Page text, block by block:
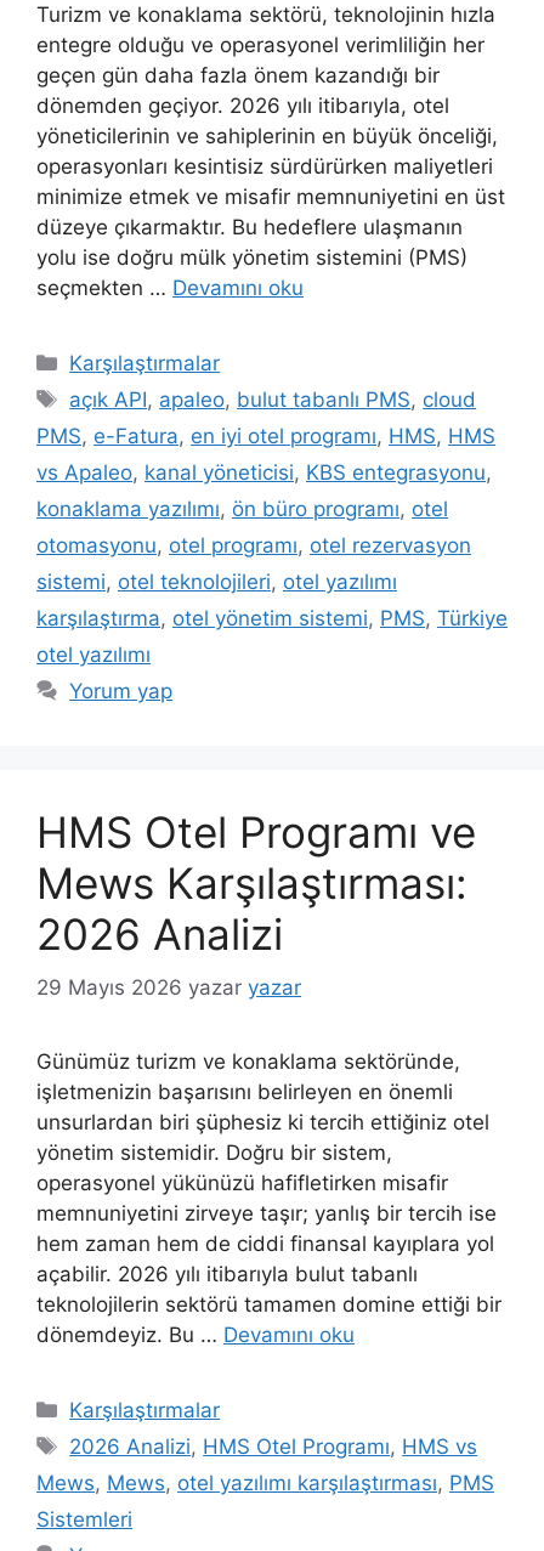
Turizm ve konaklama sektörü, teknolojinin hızla
entegre olduğu ve operasyonel verimliliğin her
geçen gün daha fazla önem kazandığı bir
dönemden geçiyor. 2026 yılı itibarıyla, otel
yöneticilerinin ve sahiplerinin en büyük önceliği,
operasyonları kesintisiz sürdürürken maliyetleri
minimize etmek ve misafir memnuniyetini en üst
düzeye çıkarmaktır. Bu hedeflere ulaşmanın
yolu ise doğru mülk yönetim sistemini (PMS)
seçmekten … Devamını oku
Kategoriler
Karşılaştırmalar
Etiketler
açık API, apaleo, bulut tabanlı PMS, cloud
PMS, e-Fatura, en iyi otel programı, HMS, HMS
vs Apaleo, kanal yöneticisi, KBS entegrasyonu,
konaklama yazılımı, ön büro programı, otel
otomasyonu, otel programı, otel rezervasyon
sistemi, otel teknolojileri, otel yazılımı
karşılaştırma, otel yönetim sistemi, PMS, Türkiye
otel yazılımı
Yorum yap
HMS Otel Programı ve
Mews Karşılaştırması:
2026 Analizi
29 Mayıs 2026 yazar yazar
Günümüz turizm ve konaklama sektöründe,
işletmenizin başarısını belirleyen en önemli
unsurlardan biri şüphesiz ki tercih ettiğiniz otel
yönetim sistemidir. Doğru bir sistem,
operasyonel yükünüzü hafifletirken misafir
memnuniyetini zirveye taşır; yanlış bir tercih ise
hem zaman hem de ciddi finansal kayıplara yol
açabilir. 2026 yılı itibarıyla bulut tabanlı
teknolojilerin sektörü tamamen domine ettiği bir
dönemdeyiz. Bu … Devamını oku
Kategoriler
Karşılaştırmalar
Etiketler
2026 Analizi, HMS Otel Programı, HMS vs
Mews, Mews, otel yazılımı karşılaştırması, PMS
Sistemleri